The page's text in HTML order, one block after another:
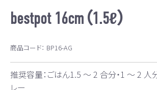
bestpot 16cm（1.5ℓ）
商品コード： BP16-AG
推奨容量：ごはん1.5 ～ 2 合分・1 ～ 2 人
レー